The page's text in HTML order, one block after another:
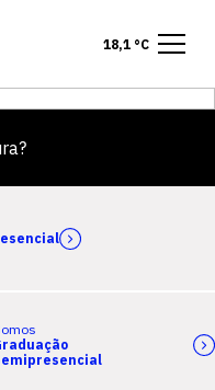
18,1 °C